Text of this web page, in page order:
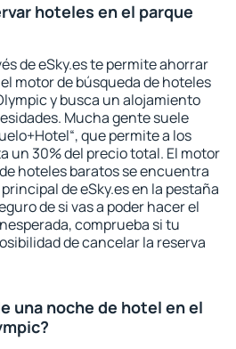
hoteles en el parque
de eSky.es te permite ahorrar
motor de búsqueda de hoteles
y busca un alojamiento
Mucha gente suele
que permite a los
un 30% del precio total. El motor
hoteles baratos se encuentra
de eSky.es en la pestaña
de si vas a poder hacer el
comprueba si tu
de cancelar la reserva
una noche de hotel en el